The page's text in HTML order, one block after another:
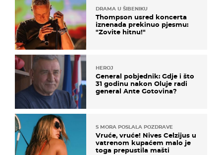
DRAMA U ŠIBENIKU
Thompson usred koncerta
iznenada prekinuo pjesmu:
"Zovite hitnu!"
HEROJ
General pobjednik: Gdje i što
31 godinu nakon Oluje radi
general Ante Gotovina?
S MORA POSLALA POZDRAVE
Vruće, vruće! Nives Celzijus u
vatrenom kupaćem malo je
toga prepustila mašti